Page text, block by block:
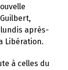
après-
Libération.
à celles du